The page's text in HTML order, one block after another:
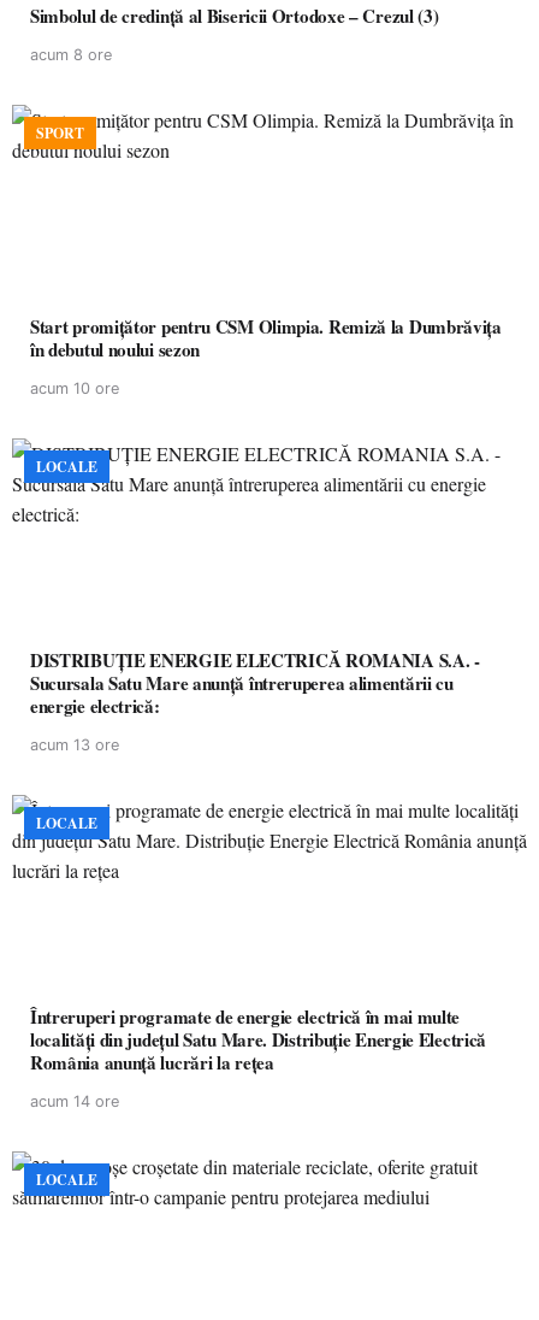
Simbolul de credinţă al Bisericii Ortodoxe – Crezul (3)
acum 8 ore
SPORT
Start promițător pentru CSM Olimpia. Remiză la Dumbrăvița
în debutul noului sezon
acum 10 ore
LOCALE
DISTRIBUȚIE ENERGIE ELECTRICĂ ROMANIA S.A. -
Sucursala Satu Mare anunţă întreruperea alimentării cu
energie electrică:
acum 13 ore
LOCALE
Întreruperi programate de energie electrică în mai multe
localități din județul Satu Mare. Distribuție Energie Electrică
România anunță lucrări la rețea
acum 14 ore
LOCALE